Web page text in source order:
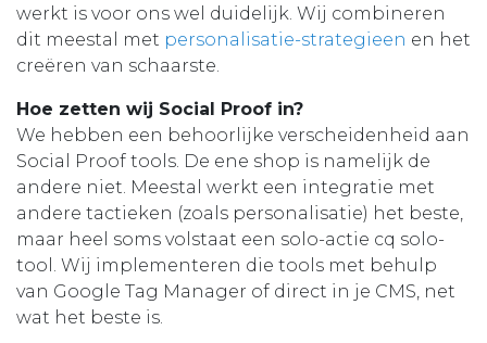
werkt is voor ons wel duidelijk. Wij combineren
dit meestal met personalisatie-strategieen en het
creëren van schaarste.
Hoe zetten wij Social Proof in?
We hebben een behoorlijke verscheidenheid aan
Social Proof tools. De ene shop is namelijk de
andere niet. Meestal werkt een integratie met
andere tactieken (zoals personalisatie) het beste,
maar heel soms volstaat een solo-actie cq solo-
tool. Wij implementeren die tools met behulp
van Google Tag Manager of direct in je CMS, net
wat het beste is.